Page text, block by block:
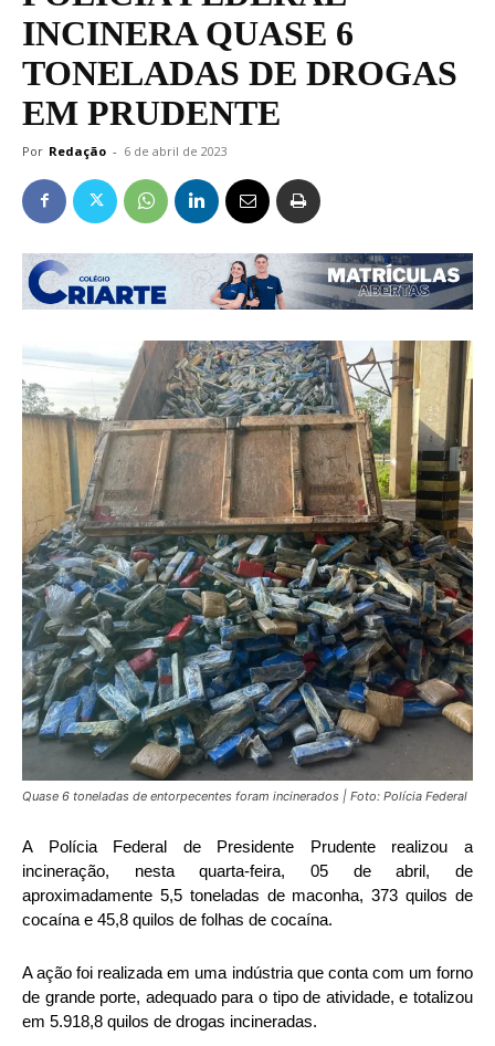
INCINERA QUASE 6
TONELADAS DE DROGAS
EM PRUDENTE
Por Redação - 6 de abril de 2023
Quase 6 toneladas de entorpecentes foram incinerados | Foto: Polícia Federal
A Polícia Federal de Presidente Prudente realizou a
incineração, nesta quarta-feira, 05 de abril, de
aproximadamente 5,5 toneladas de maconha, 373 quilos de
cocaína e 45,8 quilos de folhas de cocaína.
A ação foi realizada em uma indústria que conta com um forno
de grande porte, adequado para o tipo de atividade, e totalizou
em 5.918,8 quilos de drogas incineradas.